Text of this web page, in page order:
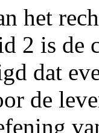
het
2 is de
dat
de